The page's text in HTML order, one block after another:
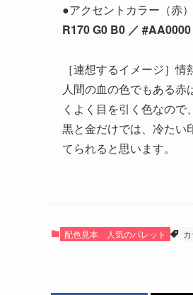
●アクセントカラー（赤）
R170 G0 B0 ／ #AA0000
［連想するイメージ］
人間の血の色でもある
くよく目を引く色なので
黒と金だけでは、冷たい
てられると思います。
配色見本 人気のパレット